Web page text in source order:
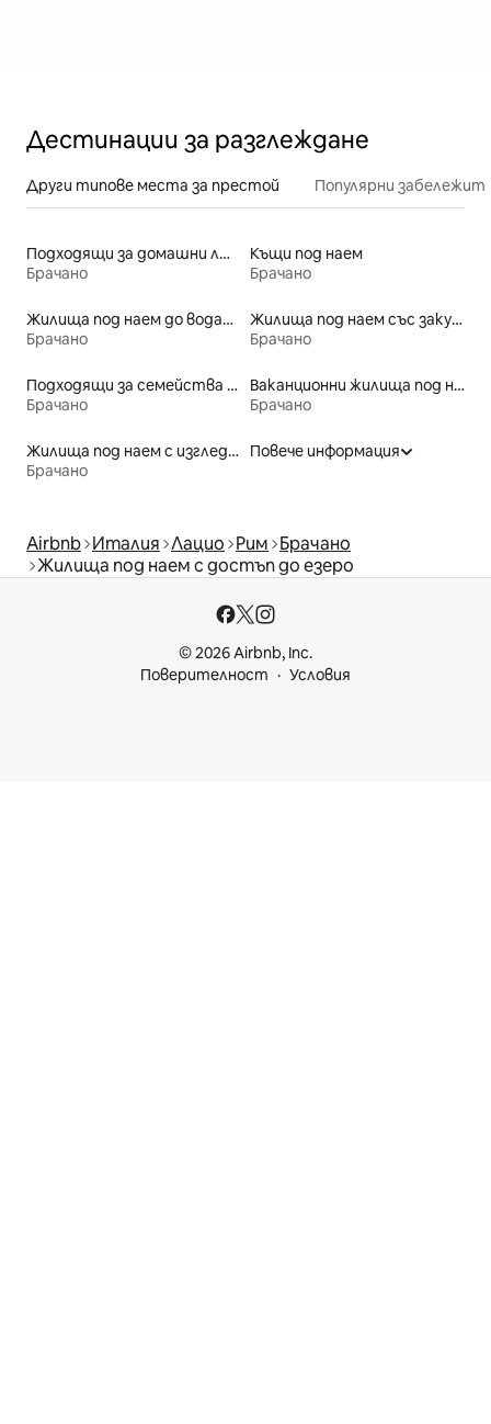
Дестинации за разглеждане
Други типове места за престой Популярни
Подходящи за домашни любимци места под наем
Брачано
Къщи под наем
Брачано
Жилища под наем до водата
Брачано
Жилища под наем със закуска
Брачано
Подходящи за семейства места под наем
Брачано
Ваканционни жилища под наем
Брачано
Жилища под наем с изглед към плажа
Брачано
Повече информация
Airbnb Италия Лацио Рим Брачано
Жилища под наем с достъп до езеро
© 2026 Airbnb, Inc.
Поверителност
Условия